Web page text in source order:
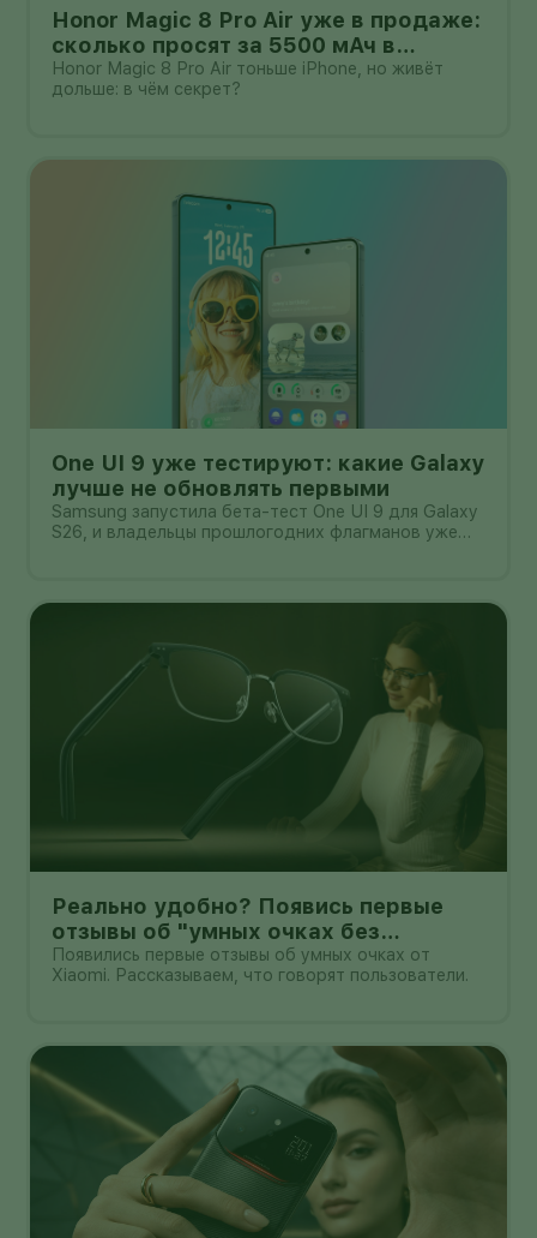
Honor Magic 8 Pro Air уже в продаже:
сколько просят за 5500 мАч в
корпусе толщиной всего 6,1 мм?
Honor Magic 8 Pro Air тоньше iPhone, но живёт
дольше: в чём секрет?
One UI 9 уже тестируют: какие Galaxy
лучше не обновлять первыми
Samsung запустила бета-тест One UI 9 для Galaxy
S26, и владельцы прошлогодних флагманов уже
Реально удобно? Появись первые
отзывы об "умных очках без
дисплея" от Xioami
Появились первые отзывы об умных очках от
Xiaomi. Рассказываем, что говорят пользователи.